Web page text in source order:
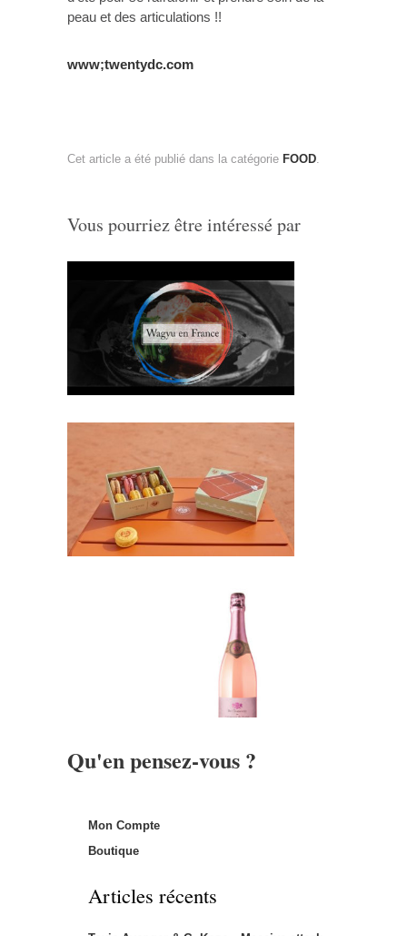
peau et des articulations !!
www;twentydc.com
Cet article a été publié dans la catégorie FOOD
Vous pourriez être intéressé par
Qu'en pensez-vous ?
Mon Compte
Boutique
Articles récents